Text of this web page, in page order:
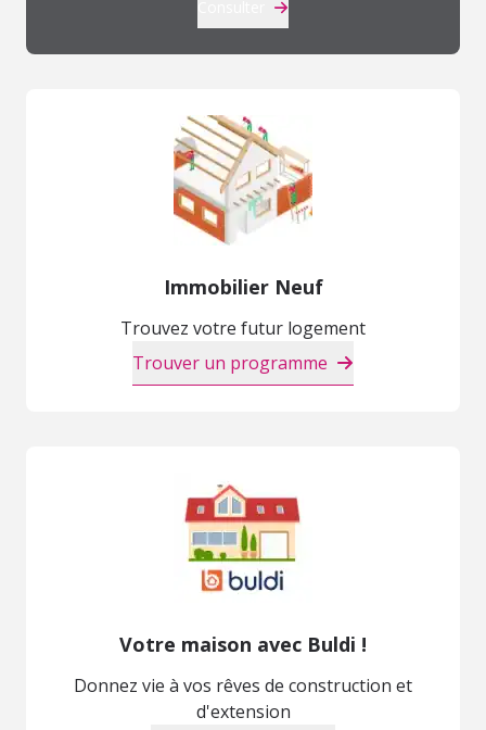
Immobilier Neuf
Trouvez votre futur logement
Trouver un programme
Votre maison avec Buldi !
Donnez vie à vos rêves de construction et
d'extension